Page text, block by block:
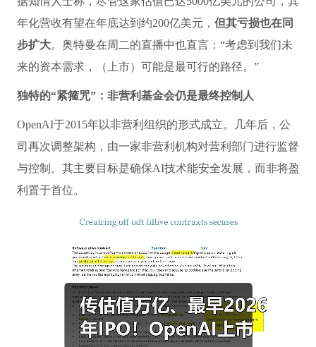
年化营收有望在年底达到约200亿美元， 但其亏损也在同
步扩大。奥特曼在周二的直播中也直言：“考虑到我们未
来的资本需求，（上市）可能是最可行的路径。”
独特的“紧箍咒”：非营利基金会仍是最终控制人
OpenAI于2015年以非营利组织的形式成立。几年后，公
司再次调整架构，由一家非营利机构对营利部门进行监督
与控制。其主要目标是确保AI技术能安全发展，而非将盈
利置于首位。